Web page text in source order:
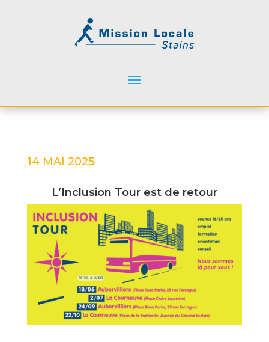
14 MAI 2025
L’Inclusion Tour est de retour